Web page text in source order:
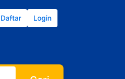
Daftar Login